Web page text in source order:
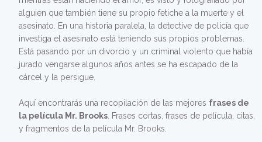
alguien que también tiene su propio fetiche a la muerte y el
asesinato. En una historia paralela, la detective de policía que
investiga el asesinato está teniendo sus propios problemas.
Está pasando por un divorcio y un criminal violento que había
jurado vengarse algunos años antes se ha escapado de la
cárcel y la persigue.
Aquí encontrarás una recopilación de las mejores frases de
la película Mr. Brooks . Frases cortas, frases de película, citas,
y fragmentos de la película Mr. Brooks.